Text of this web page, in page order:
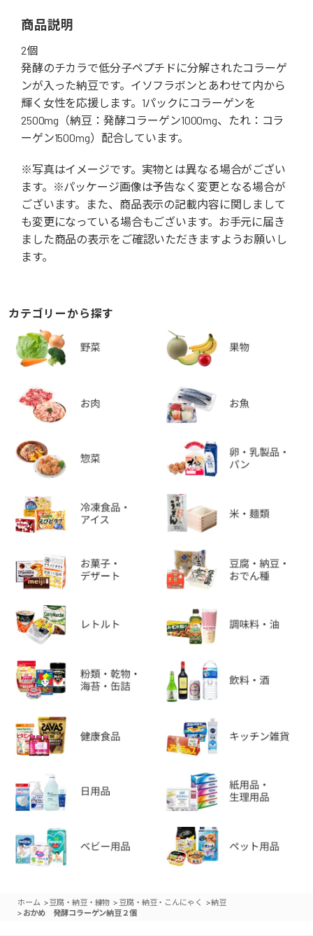
商品説明
2個
発酵のチカラで低分子ペプチドに分解されたコラーゲ
ンが入った納豆です。イソフラボンとあわせて内から
輝く女性を応援します。1パックにコラーゲンを
2500mg（納豆：発酵コラーゲン1000mg、たれ：コラ
ーゲン1500mg）配合しています。
※写真はイメージです。実物とは異なる場合がござい
ます。※パッケージ画像は予告なく変更となる場合が
ございます。また、商品表示の記載内容に関しまして
も変更になっている場合もございます。お手元に届き
ました商品の表示をご確認いただきますようお願いし
ます。
カテゴリーから探す
ホーム >豆腐・納豆・練物 > 豆腐・納豆・こんにゃく >納豆
> おかめ 発酵コラーゲン納豆２個